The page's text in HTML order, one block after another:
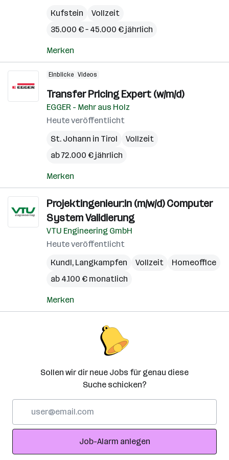
Kufstein
Vollzeit
35.000 € – 45.000 € jährlich
Merken
Einblicke Videos
Transfer Pricing Expert (w/m/d)
EGGER - Mehr aus Holz
Heute veröffentlicht
St. Johann in Tirol
Vollzeit
ab 72.000 € jährlich
Merken
Projektingenieur:in (m/w/d) Computer
System Validierung
VTU Engineering GmbH
Heute veröffentlicht
Kundl, Langkampfen Vollzeit
Homeoffice
ab 4.100 € monatlich
Merken
Sollen wir dir neue Jobs für genau diese
Suche schicken?
Adresse
Job-Alarm anlegen